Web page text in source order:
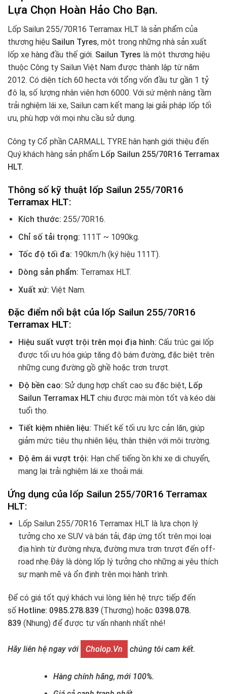
Lựa Chọn Hoàn Hảo Cho Bạn.
Lốp Sailun 255/70R16 Terramax HLT là sản phẩm của
thương hiệu Sailun Tyres, một trong những nhà sản xuất
lốp xe hàng đầu thế giới. Sailun Tyres là một thương hiệu
thuộc Công ty Sailun Việt Nam được thành lập từ năm
2012. Có diện tích 60 hecta với tổng vốn đầu tư gần 1 tỷ
đô la, số lượng nhân viên hơn 6000. Với sứ mệnh nâng tầm
trải nghiệm lái xe, Sailun cam kết mang lại giải pháp lốp tối
ưu, phù hợp với mọi nhu cầu sử dụng.
Công ty Cổ phần CARMALL TYRE hân hạnh giới thiệu đến
Quý khách hàng sản phẩm Lốp Sailun 255/70R16 Terramax
HLT.
Thông số kỹ thuật lốp Sailun 255/70R16
Terramax HLT:
Kích thước: 255/70R16.
Chỉ số tải trọng: 111T ~ 1090kg.
Tốc độ tối đa: 190km/h (ký hiệu 111T).
Dòng sản phẩm: Terramax HLT.
Xuất xứ: Việt Nam.
Đặc điểm nổi bật của lốp Sailun 255/70R16
Terramax HLT:
Hiệu suất vượt trội trên mọi địa hình: Cấu trúc gai lốp
được tối ưu hóa giúp tăng độ bám đường, đặc biệt trên
những cung đường gồ ghề hoặc trơn trượt.
Độ bền cao: Sử dụng hợp chất cao su đặc biệt, Lốp
Sailun Terramax HLT chịu được mài mòn tốt và kéo dài
tuổi thọ.
Tiết kiệm nhiên liệu: Thiết kế tối ưu lực cản lăn, giúp
giảm mức tiêu thụ nhiên liệu, thân thiện với môi trường.
Độ êm ái vượt trội: Hạn chế tiếng ồn khi xe di chuyển,
mang lại trải nghiệm lái xe thoải mái.
Ứng dụng của lốp Sailun 255/70R16 Terramax
HLT:
Lốp Sailun 255/70R16 Terramax HLT là lựa chọn lý
tưởng cho xe SUV và bán tải, đáp ứng tốt trên mọi loại
địa hình từ đường nhựa, đường mưa trơn trượt đến off-
road nhẹ.Đây là dòng lốp lý tưởng cho những ai yêu thích
sự mạnh mẽ và ổn định trên mọi hành trình.
Để có giá tốt quý khách vui lòng liên hệ trực tiếp đến
số Hotline: 0985.278.839 (Thương) hoặc 0398.078.
839 (Nhung) để được tư vấn nhanh nhất nhé!
Hãy liên hệ ngay với Cholop.vn chúng tôi cam kết.
Hàng chính hãng, mới 100%.